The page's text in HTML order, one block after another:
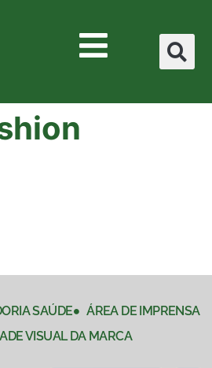
SAÚDE
ÁREA DE IMPRENSA
VISUAL DA MARCA